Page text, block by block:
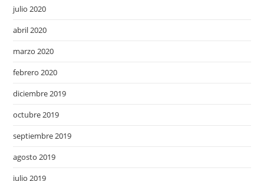
julio 2020
abril 2020
marzo 2020
febrero 2020
diciembre 2019
octubre 2019
septiembre 2019
agosto 2019
julio 2019